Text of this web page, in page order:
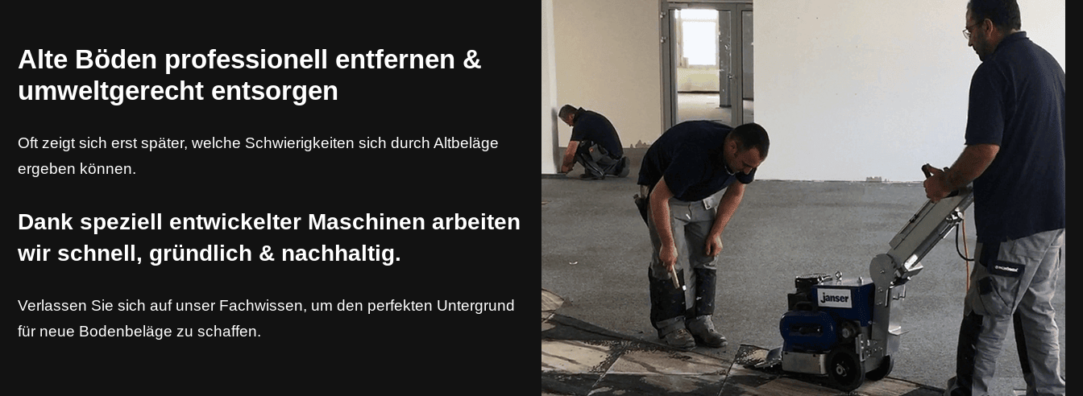
Alte Böden professionell entfernen &
umweltgerecht entsorgen
Oft zeigt sich erst später, welche Schwierigkeiten sich durch Altbeläge
ergeben können.
Dank speziell entwickelter Maschinen arbeiten
wir schnell, gründlich & nachhaltig.
Verlassen Sie sich auf unser Fachwissen, um den perfekten Untergrund
für neue Bodenbeläge zu schaffen.